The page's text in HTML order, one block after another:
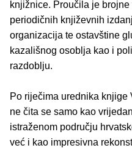
knjižnice. Proučila je
periodičnih književnih
organizacija te ostavštine
kazališnog osoblja kao i
razdoblju.
Po riječima urednika knjige
ne čita se samo kao
istraženom području
već i kao impresivna